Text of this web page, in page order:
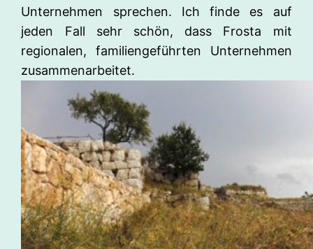
Unternehmen sprechen. Ich finde es auf
jeden Fall sehr schön, dass Frosta mit
regionalen, familiengeführten Unternehmen
zusammenarbeitet.